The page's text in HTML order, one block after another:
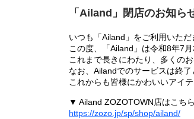
「Ailand」閉店のお知ら
いつも「Ailand」をご利用いただ
この度、「Ailand」は令和8年7
これまで長きにわたり、多くの
なお、Ailandでのサービスは終
これからも皆様にかわいいアイ
▼ Ailand ZOZOTOWN店はこちら
https://zozo.jp/sp/shop/ailand/